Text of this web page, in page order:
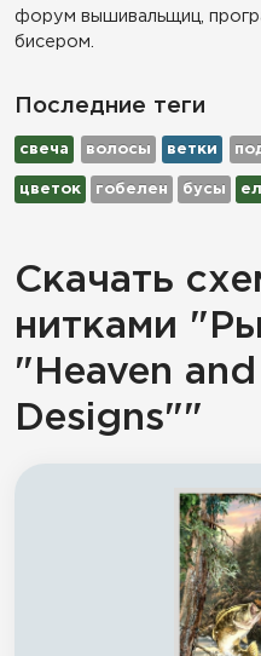
форум вышивальщиц,
бисером.
Последние теги
свеча волосы ветки
цветок гобелен бусы
Скачать
нитками
"Heaven
Designs""